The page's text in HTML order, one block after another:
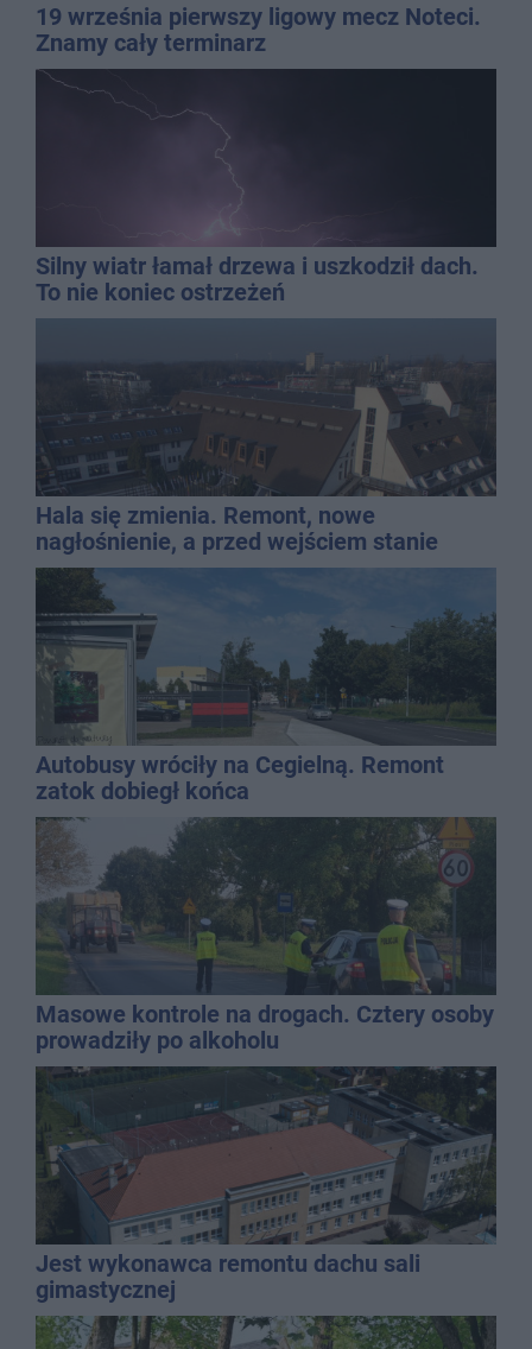
19 września pierwszy ligowy mecz Noteci.
Znamy cały terminarz
Silny wiatr łamał drzewa i uszkodził dach.
To nie koniec ostrzeżeń
Hala się zmienia. Remont, nowe
nagłośnienie, a przed wejściem stanie
QEMETICA ARENA
Autobusy wróciły na Cegielną. Remont
zatok dobiegł końca
Masowe kontrole na drogach. Cztery osoby
prowadziły po alkoholu
Jest wykonawca remontu dachu sali
gimastycznej